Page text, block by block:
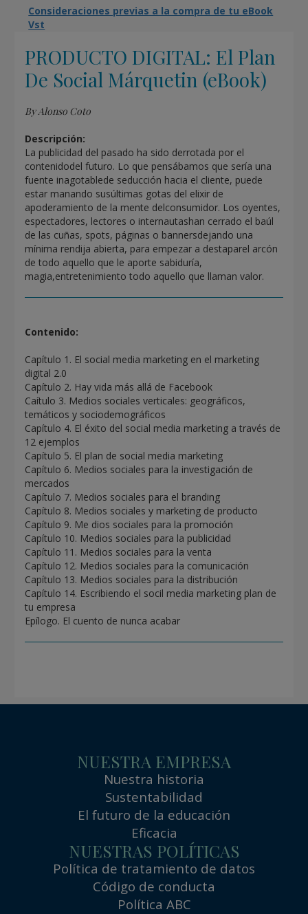
Consideraciones previas a la compra de tu eBook
Vst
PRODUCTO DIGITAL: El Plan
De Social Márquetin (eBook)
By Alonso Coto
Descripción:
La publicidad del pasado ha sido derrotada por el
contenidodel futuro. Lo que pensábamos que sería una
fuente inagotablede seducción hacia el cliente, puede
estar manando susúltimas gotas del elixir de
apoderamiento de la mente delconsumidor. Los oyentes,
espectadores, lectores o internautashan cerrado el baúl
de las cuñas, spots, páginas o bannersdejando una
mínima rendija abierta, para empezar a destaparel arcón
de todo aquello que le aporte sabiduría,
magia,entretenimiento todo aquello que llaman valor.
Contenido:
Capítulo 1. El social media marketing en el marketing
digital 2.0
Capítulo 2. Hay vida más allá de Facebook
Caítulo 3. Medios sociales verticales: geográficos,
temáticos y sociodemográficos
Capítulo 4. El éxito del social media marketing a través de
12 ejemplos
Capítulo 5. El plan de social media marketing
Capítulo 6. Medios sociales para la investigación de
mercados
Capítulo 7. Medios sociales para el branding
Capítulo 8. Medios sociales y marketing de producto
Capítulo 9. Me dios sociales para la promoción
Capítulo 10. Medios sociales para la publicidad
Capítulo 11. Medios sociales para la venta
Capítulo 12. Medios sociales para la comunicación
Capítulo 13. Medios sociales para la distribución
Capítulo 14. Escribiendo el socil media marketing plan de
tu empresa
Epílogo. El cuento de nunca acabar
NUESTRA EMPRESA
Nuestra historia
Sustentabilidad
El futuro de la educación
Eficacia
NUESTRAS POLÍTICAS
Política de tratamiento de datos
Código de conducta
Política ABC